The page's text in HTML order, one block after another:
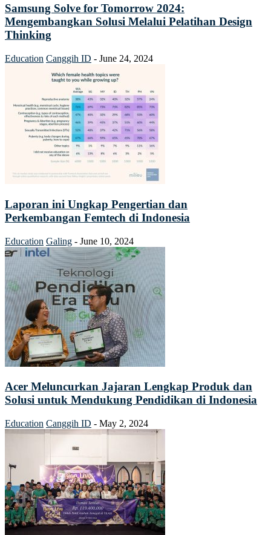
Samsung Solve for Tomorrow 2024:
Mengembangkan Solusi Melalui Pelatihan Design
Thinking
Education Canggih ID - June 24, 2024
Laporan ini Ungkap Pengertian dan
Perkembangan Femtech di Indonesia
Education Galing - June 10, 2024
Acer Meluncurkan Jajaran Lengkap Produk dan
Solusi untuk Mendukung Pendidikan di Indonesia
Education Canggih ID - May 2, 2024